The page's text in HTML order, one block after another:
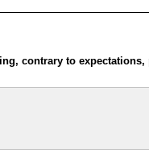
contrary to expectations,